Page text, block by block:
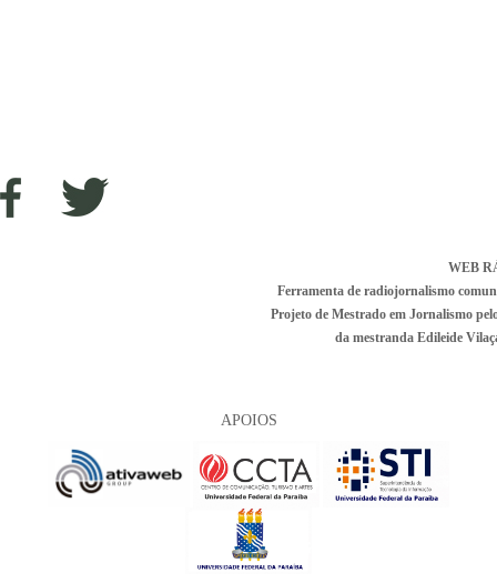
WEB
Ferramenta de radiojornalismo
Projeto de Mestrado em Jornalismo
da mestranda Edileide
APOIOS